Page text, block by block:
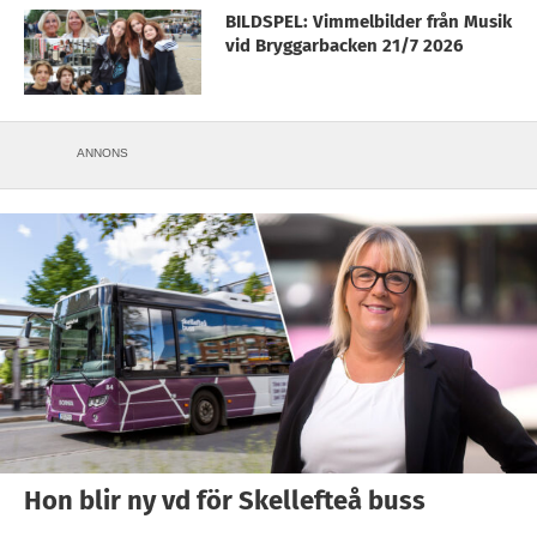
BILDSPEL: Vimmelbilder från Musik
vid Bryggarbacken 21/7 2026
ANNONS
Hon blir ny vd för Skellefteå buss